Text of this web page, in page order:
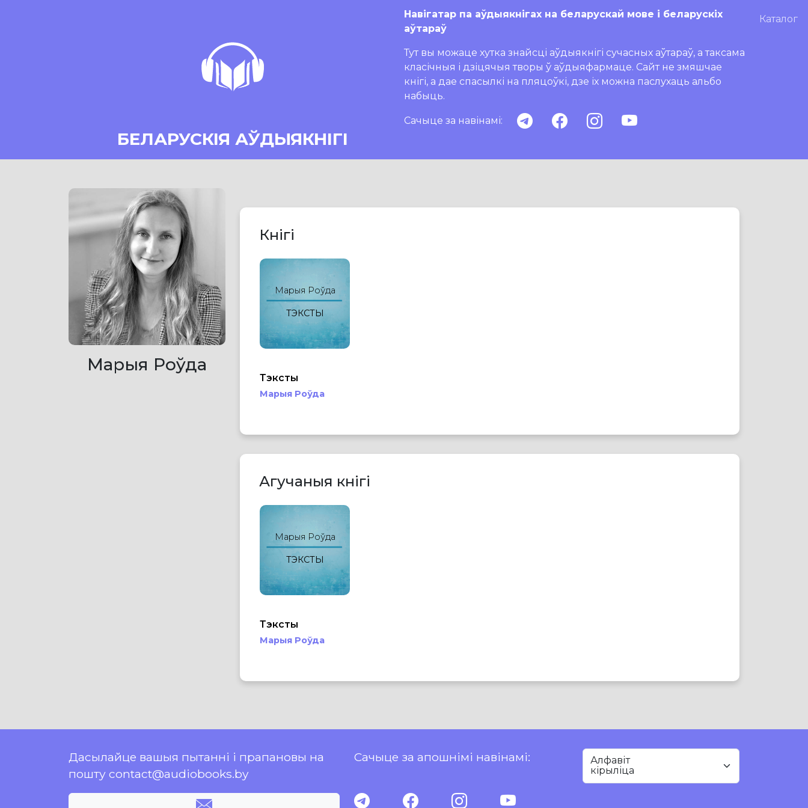
БЕЛАРУСКІЯ АЎДЫЯКНІГІ
Навігатар па аўдыякнігах на беларускай мове і беларускіх
аўтараў
Тут вы можаце хутка знайсці аўдыякнігі сучасных аўтараў, а таксама
класічныя і дзіцячыя творы ў аўдыяфармаце. Сайт не змяшчае
кнігі, а дае спасылкі на пляцоўкі, дзе іх можна паслухаць альбо
набыць.
Сачыце за навінамі:
Каталог
Марыя Роўда
Кнігі
Марыя Роўда
ТЭКСТЫ
Тэксты
Марыя Роўда
Агучаныя кнігі
Марыя Роўда
ТЭКСТЫ
Тэксты
Марыя Роўда
Дасылайце вашыя пытанні і прапановы на
пошту contact@audiobooks.by
Сачыце за апошнімі навінамі: Алфавіт